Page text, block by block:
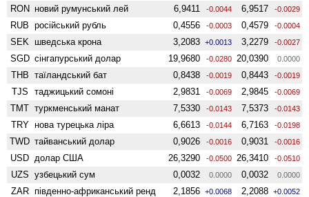
RON новий румунський лей 6,9411 -0.0044 6,9517 -0.0029
RUB російський рубль 0,4556 -0.0003 0,4579 -0.0004
SEK шведська крона 3,2083 +0.0013 3,2279 -0.0027
SGD сінгапурський долар 19,9680 -0.0280 20,0390 0.0000
THB таїландський бат 0,8438 -0.0019 0,8443 -0.0019
TJS таджицький сомоні 2,9831 -0.0069 2,9845 -0.0069
TMT туркменський манат 7,5330 -0.0143 7,5373 -0.0143
TRY нова турецька ліра 6,6613 -0.0144 6,7163 -0.0198
TWD тайванський долар 0,9026 -0.0016 0,9031 -0.0016
USD долар США 26,3290 -0.0500 26,3410 -0.0510
UZS узбецький сум 0,0032 0.0000 0,0032 0.0000
ZAR південно-африканський ренд 2,1856 +0.0068 2,2088 +0.0052